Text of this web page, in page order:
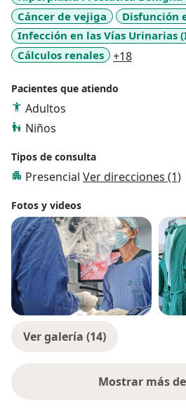
Cáncer de vejiga
Disfunción
Infección en las Vías Urinarias
Cálculos renales
+18
Pacientes que atiendo
Adultos
Niños
Tipos de consulta
Presencial Ver direcciones (1)
Fotos y videos
Ver galería (14)
Mostrar más